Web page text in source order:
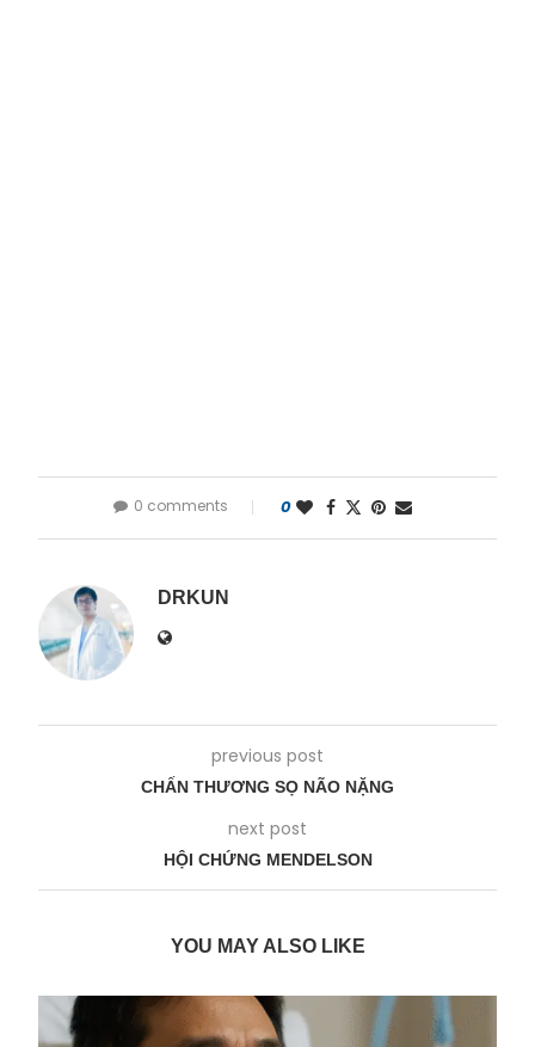
0 comments 0
DRKUN
previous post
CHẤN THƯƠNG SỌ NÃO NẶNG
next post
HỘI CHỨNG MENDELSON
YOU MAY ALSO LIKE